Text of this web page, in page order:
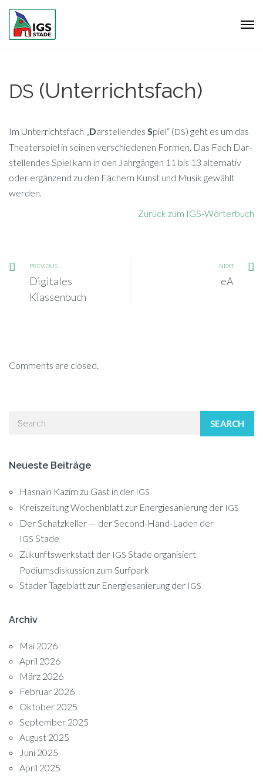
DS (Unterrichtsfach)
Im Un­ter­richts­fach „ Dar­stel­len­des Spiel“ (DS) geht es um das
Thea­ter­spiel in sei­nen ver­schie­de­nen For­men. Das Fach Dar­
stel­len­des Spiel kann in den Jahr­gän­gen 11 bis 13 al­ter­na­tiv
oder er­gän­zend zu den Fä­chern Kunst und Mu­sik ge­wählt
werden.
Zu­rück zum IGS-Wörterbuch
PREVIOUS
Digitales
Klassenbuch
NEXT
eA
Comments are closed.
SEARCH
Neueste Beiträge
Hasnain Kazim zu Gast in der IGS
Kreiszeitung Wochenblatt zur Energiesanierung der IGS
Der Schatzkeller — der Second-Hand-Laden der
IGS Stade
Zukunftswerkstatt der IGS Stade organisiert
Podiumsdiskussion zum Surfpark
Stader Tageblatt zur Energiesanierung der IGS
Archiv
Mai 2026
April 2026
März 2026
Februar 2026
Oktober 2025
September 2025
August 2025
Juni 2025
April 2025